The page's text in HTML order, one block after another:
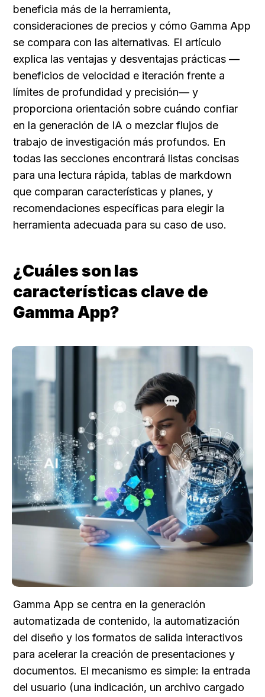
beneficia más de la herramienta,
consideraciones de precios y cómo Gamma App
se compara con las alternativas. El artículo
explica las ventajas y desventajas prácticas —
beneficios de velocidad e iteración frente a
límites de profundidad y precisión— y
proporciona orientación sobre cuándo confiar
en la generación de IA o mezclar flujos de
trabajo de investigación más profundos. En
todas las secciones encontrará listas concisas
para una lectura rápida, tablas de markdown
que comparan características y planes, y
recomendaciones específicas para elegir la
herramienta adecuada para su caso de uso.
¿Cuáles son las
características clave de
Gamma App?
Gamma App se centra en la generación
automatizada de contenido, la automatización
del diseño y los formatos de salida interactivos
para acelerar la creación de presentaciones y
documentos. El mecanismo es simple: la entrada
del usuario (una indicación, un archivo cargado